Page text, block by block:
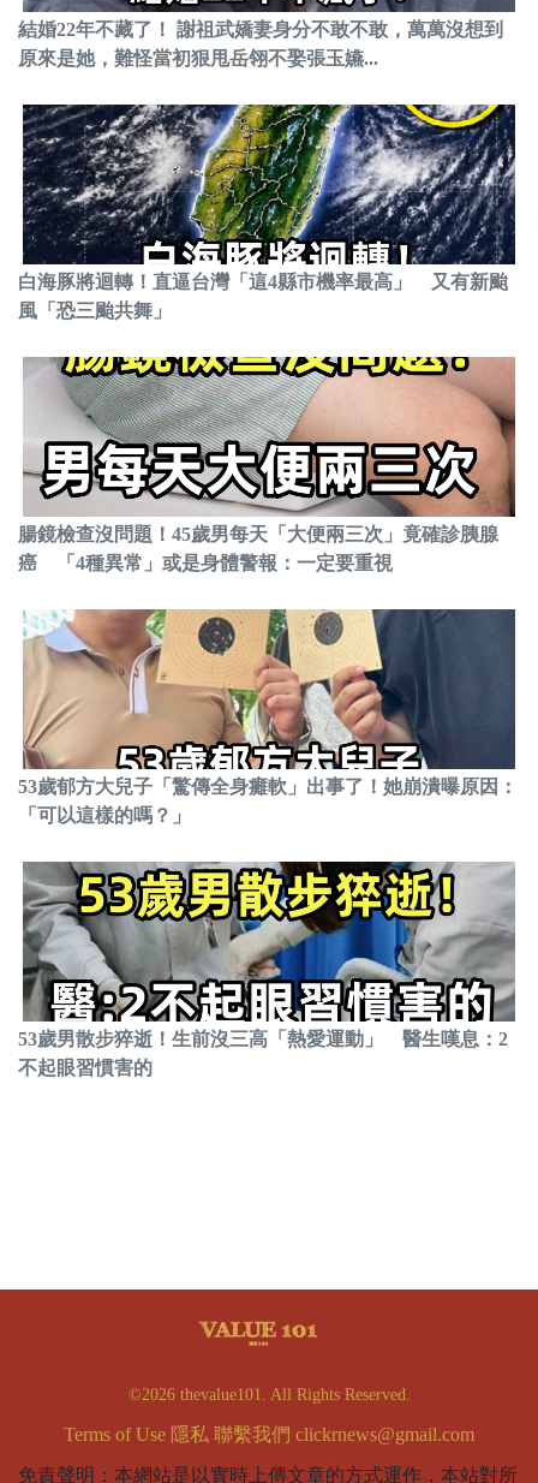
結婚22年不藏了！ 謝祖武嬌妻身分不敢不敢，萬萬沒想到
原來是她，難怪當初狠甩岳翎不娶張玉嬿...
白海豚將迴轉！直逼台灣「這4縣市機率最高」 又有新颱
風「恐三颱共舞」
腸鏡檢查沒問題！45歲男每天「大便兩三次」竟確診胰腺
癌 「4種異常」或是身體警報：一定要重視
53歲郁方大兒子「驚傳全身癱軟」出事了！她崩潰曝原因：
「可以這樣的嗎？」
53歲男散步猝逝！生前沒三高「熱愛運動」 醫生嘆息：2
不起眼習慣害的
©2026 thevalue101. All Rights Reserved.
Terms of Use 隱私 聯繫我們 clickrnews@gmail.com
免責聲明：本網站是以實時上傳文章的方式運作，本站對所